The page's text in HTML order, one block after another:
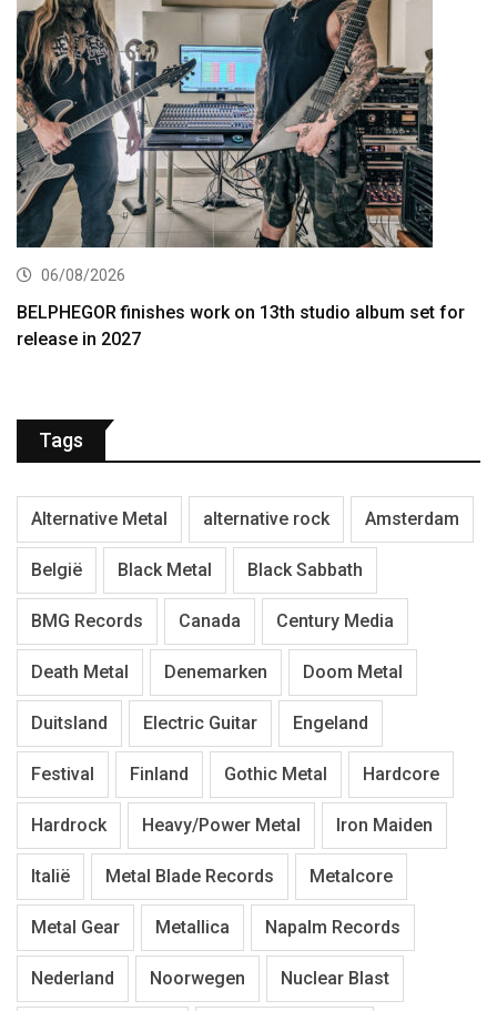
06/08/2026
BELPHEGOR finishes work on 13th studio album set for
release in 2027
Tags
Alternative Metal alternative rock Amsterdam
België Black Metal Black Sabbath
BMG Records Canada Century Media
Death Metal Denemarken Doom Metal
Duitsland Electric Guitar Engeland
Festival Finland Gothic Metal Hardcore
Hardrock Heavy/Power Metal Iron Maiden
Italië Metal Blade Records Metalcore
Metal Gear Metallica Napalm Records
Nederland Noorwegen Nuclear Blast